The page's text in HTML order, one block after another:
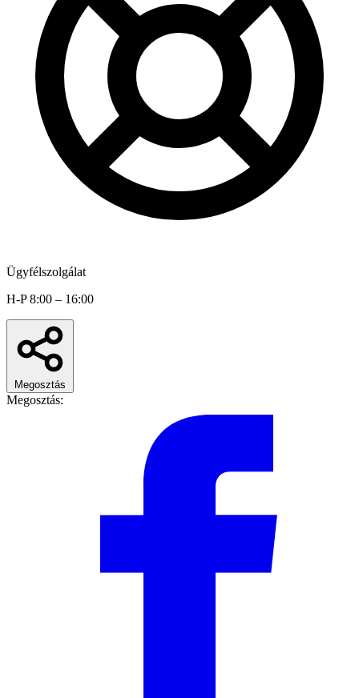
Ügyfélszolgálat
H-P 8:00 – 16:00
Megosztás
Megosztás: